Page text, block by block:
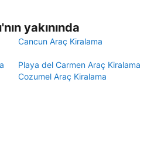
yakınında
Cancun Araç Kiralama
Playa del Carmen Araç Kiralama
Cozumel Araç Kiralama